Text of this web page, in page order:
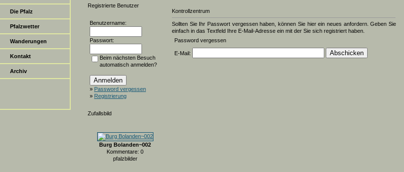
Die Pfalz
Pfalzwetter
Wanderungen
Kontakt
Archiv
Registrierte Benutzer
Benutzername:
Passwort:
Beim nächsten Besuch
automatisch anmelden?
» Password vergessen
» Registrierung
Zufallsbild
Burg Bolanden~002
Kommentare: 0
pfalzbilder
Kontrollzentrum
Sollten Sie Ihr Passwort vergessen haben, können Sie hier ein neues anfordern. Geben Sie
einfach in das Textfeld Ihre E-Mail-Adresse ein mit der Sie sich registriert haben.
Password vergessen
E-Mail: